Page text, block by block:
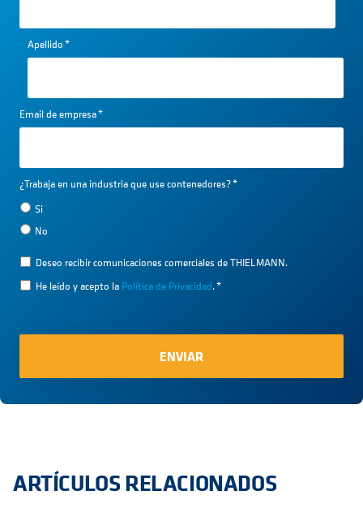
Apellido*
Email de empresa*
¿Trabaja en una industria que use contenedores?*
Si
No
Deseo recibir comunicaciones comerciales de THIELMANN.
He leído y acepto la Política de Privacidad.*
ARTÍCULOS RELACIONADOS